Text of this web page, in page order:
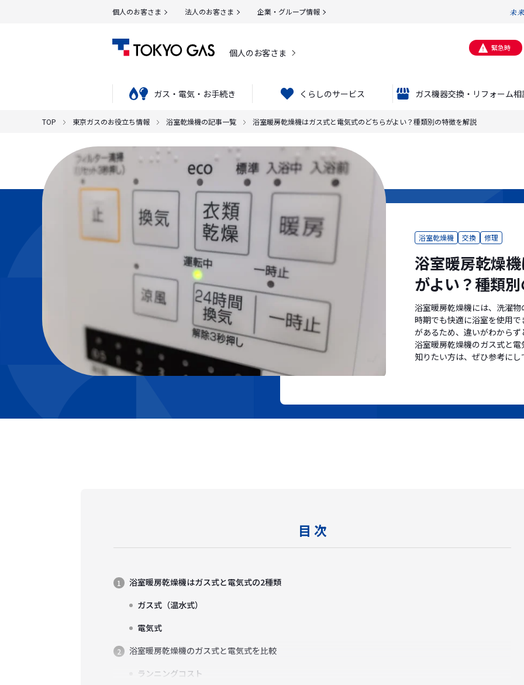
個人のお客さま 法人のお客さま 企業・グループ情報
個人のお客さま 緊急時
ガス・電気・お手続き くらしのサービス ガス機器交換・リフォーム相
TOP 東京ガスのお役立ち情報 浴室乾燥機の記事一覧 浴室暖房乾燥機はガス式と電気式のどちらがよい？種類別の特徴を解説
浴室乾燥機 交換 修理
浴室暖房乾燥
がよい？種類
浴室暖房乾燥機には、洗濯
時期でも快適に浴室を使用
があるため、違いがわから
浴室暖房乾燥機のガス式と
知りたい方は、ぜひ参考に
目 次
浴室暖房乾燥機はガス式と電気式の2種類
ガス式（温水式）
電気式
浴室暖房乾燥機のガス式と電気式を比較
ランニングコスト